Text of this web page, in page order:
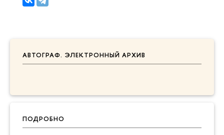
АВТОГРАФ. ЭЛЕКТРОННЫЙ АРХИВ
ПОДРОБНО